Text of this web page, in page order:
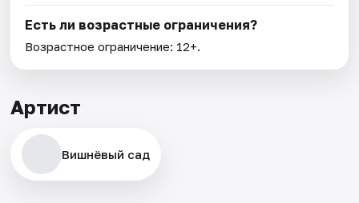
Есть ли возрастные ограничения?
Возрастное ограничение: 12+.
Артист
Вишнёвый сад